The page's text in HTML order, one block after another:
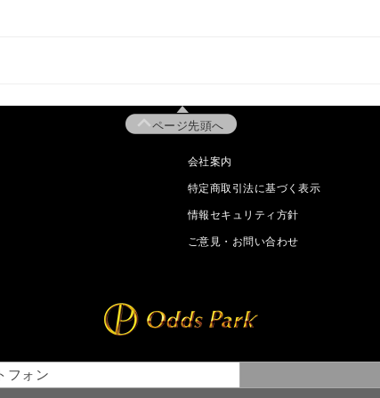
ページ先頭へ
会社案内
特定商取引法に基づく表示
情報セキュリティ方針
ご意見・お問い合わせ
フォン